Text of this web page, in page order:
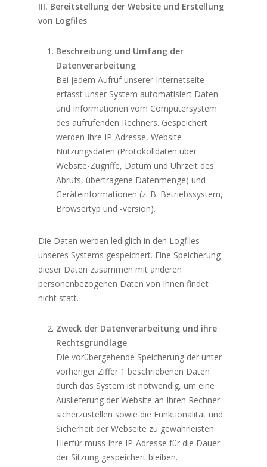
III. Bereitstellung der Website und Erstellung
von Logfiles
Beschreibung und Umfang der
Datenverarbeitung
Bei jedem Aufruf unserer Internetseite
erfasst unser System automatisiert Daten
und Informationen vom Computersystem
des aufrufenden Rechners. Gespeichert
werden Ihre IP-Adresse, Website-
Nutzungsdaten (Protokolldaten über
Website-Zugriffe, Datum und Uhrzeit des
Abrufs, übertragene Datenmenge) und
Geräteinformationen (z. B. Betriebssystem,
Browsertyp und -version).
Die Daten werden lediglich in den Logfiles
unseres Systems gespeichert. Eine Speicherung
dieser Daten zusammen mit anderen
personenbezogenen Daten von Ihnen findet
nicht statt.
Zweck der Datenverarbeitung und ihre
Rechtsgrundlage
Die vorübergehende Speicherung der unter
vorheriger Ziffer 1 beschriebenen Daten
durch das System ist notwendig, um eine
Auslieferung der Website an Ihren Rechner
sicherzustellen sowie die Funktionalität und
Sicherheit der Webseite zu gewährleisten.
Hierfür muss Ihre IP-Adresse für die Dauer
der Sitzung gespeichert bleiben.